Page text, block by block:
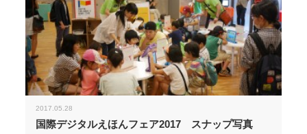
2017.05.28
国際デジタルえほんフェア2017 スナップ写真